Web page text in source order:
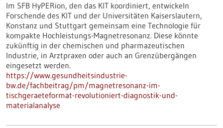
Im SFB HyPERion, den das KIT koordiniert, entwickeln
Forschende des KIT und der Universitäten Kaiserslautern,
Konstanz und Stuttgart gemeinsam eine Technologie für
kompakte Hochleistungs-Magnetresonanz. Diese könnte
zukünftig in der chemischen und pharmazeutischen
Industrie, in Arztpraxen oder auch an Grenzübergängen
eingesetzt werden.
https://www.gesundheitsindustrie-
bw.de/fachbeitrag/pm/magnetresonanz-im-
tischgeraeteformat-revolutioniert-diagnostik-und-
materialanalyse